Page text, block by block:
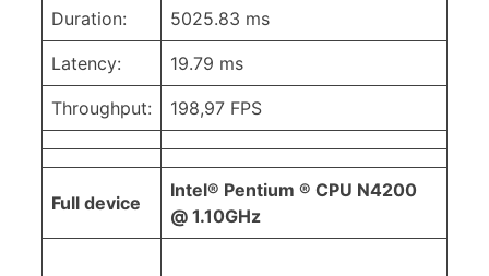
Duration: 5025.83 ms
Latency: 19.79 ms
Throughput: 198,97 FPS
Full device
Intel® Pentium ® CPU N4200
@ 1.10GHz